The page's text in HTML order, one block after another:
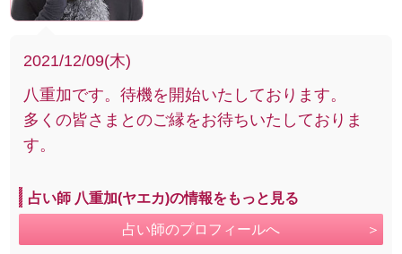
2021/12/09(木)
八重加です。待機を開始いたしております。
多くの皆さまとのご縁をお待ちいたしておりま
す。
占い師 八重加(ヤエカ)の情報をもっと見る
占い師のプロフィールへ